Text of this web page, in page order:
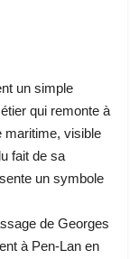
un simple
qui remonte à
maritime, visible
fait de sa
un symbole
de Georges
à Pen-Lan en